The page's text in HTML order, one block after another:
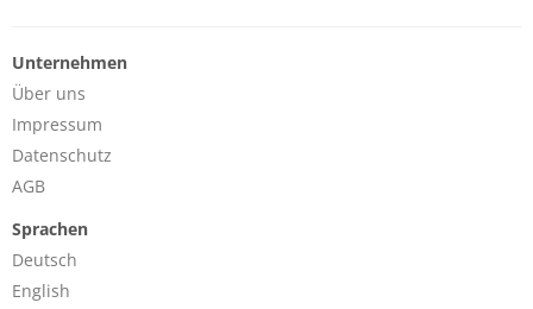
Unternehmen
Über uns
Impressum
Datenschutz
AGB
Sprachen
Deutsch
English